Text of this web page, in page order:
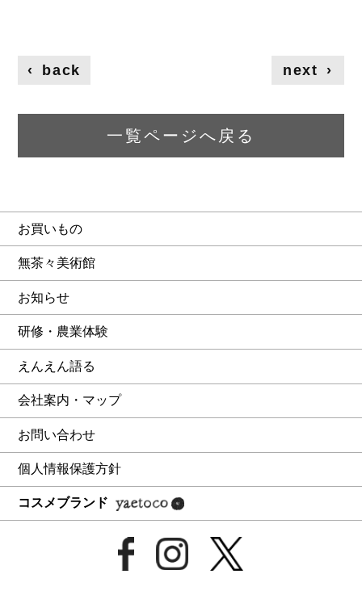
‹ back next ›
一覧ページへ戻る
お買いもの
無茶々美術館
お知らせ
研修・農業体験
えんえん語る
会社案内・マップ
お問い合わせ
個人情報保護方針
コスメブランド